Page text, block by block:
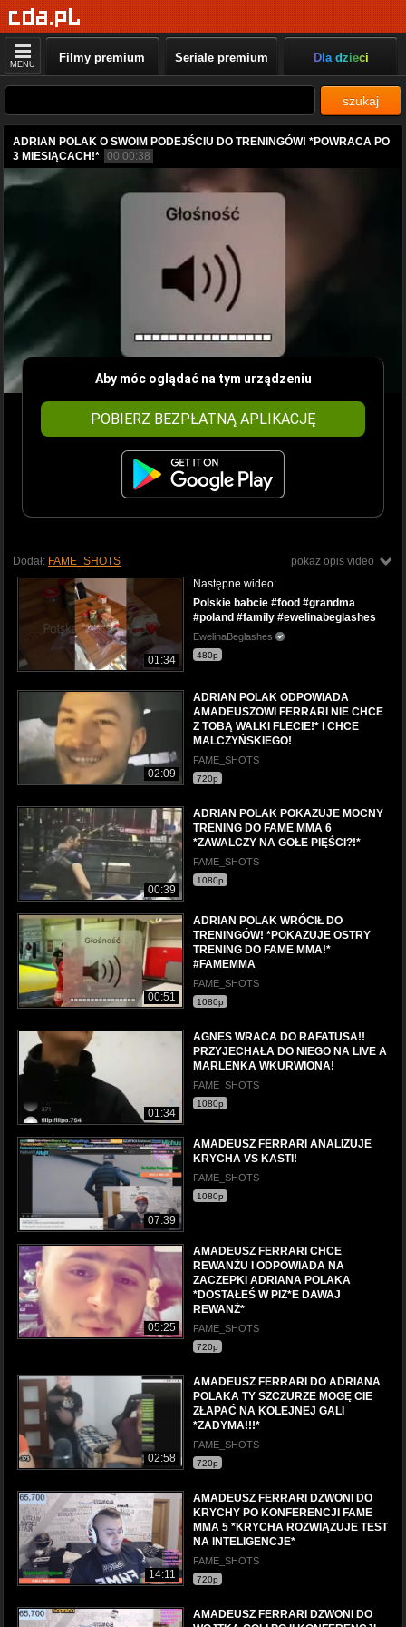
MENU Filmy premium Seriale premium Dla dzieci
szukaj
ADRIAN POLAK O SWOIM PODEJŚCIU DO TRENINGÓW! *POWRACA PO
3 MIESIĄCACH!* 00:00:38
Aby móc oglądać na tym urządzeniu
POBIERZ BEZPŁATNĄ APLIKACJĘ
pokaż opis video
Dodał: FAME_SHOTS
01:34
Następne wideo:
Polskie babcie #food #grandma
#poland #family #ewelinabeglashes
EwelinaBeglashes
480p
02:09
ADRIAN POLAK ODPOWIADA
AMADEUSZOWI FERRARI NIE CHCE
Z TOBĄ WALKI FLECIE!* l CHCE
MALCZYŃSKIEGO!
FAME_SHOTS
720p
00:39
ADRIAN POLAK POKAZUJE MOCNY
TRENING DO FAME MMA 6
*ZAWALCZY NA GOŁE PIĘŚCI?!*
FAME_SHOTS
1080p
00:51
ADRIAN POLAK WRÓCIŁ DO
TRENINGÓW! *POKAZUJE OSTRY
TRENING DO FAME MMA!*
#FAMEMMA
FAME_SHOTS
1080p
01:34
AGNES WRACA DO RAFATUSA!!
PRZYJECHAŁA DO NIEGO NA LIVE A
MARLENKA WKURWIONA!
FAME_SHOTS
1080p
07:39
AMADEUSZ FERRARI ANALIZUJE
KRYCHA VS KASTI!
FAME_SHOTS
1080p
05:25
AMADEUSZ FERRARI CHCE
REWANŻU I ODPOWIADA NA
ZACZEPKI ADRIANA POLAKA
*DOSTAŁEŚ W PIZ*E DAWAJ
REWANŻ*
FAME_SHOTS
720p
02:58
AMADEUSZ FERRARI DO ADRIANA
POLAKA TY SZCZURZE MOGĘ CIE
ZŁAPAĆ NA KOLEJNEJ GALI
*ZADYMA!!!*
FAME_SHOTS
720p
14:11
AMADEUSZ FERRARI DZWONI DO
KRYCHY PO KONFERENCJI FAME
MMA 5 *KRYCHA ROZWIĄZUJE TEST
NA INTELIGENCJE*
FAME_SHOTS
720p
AMADEUSZ FERRARI DZWONI DO